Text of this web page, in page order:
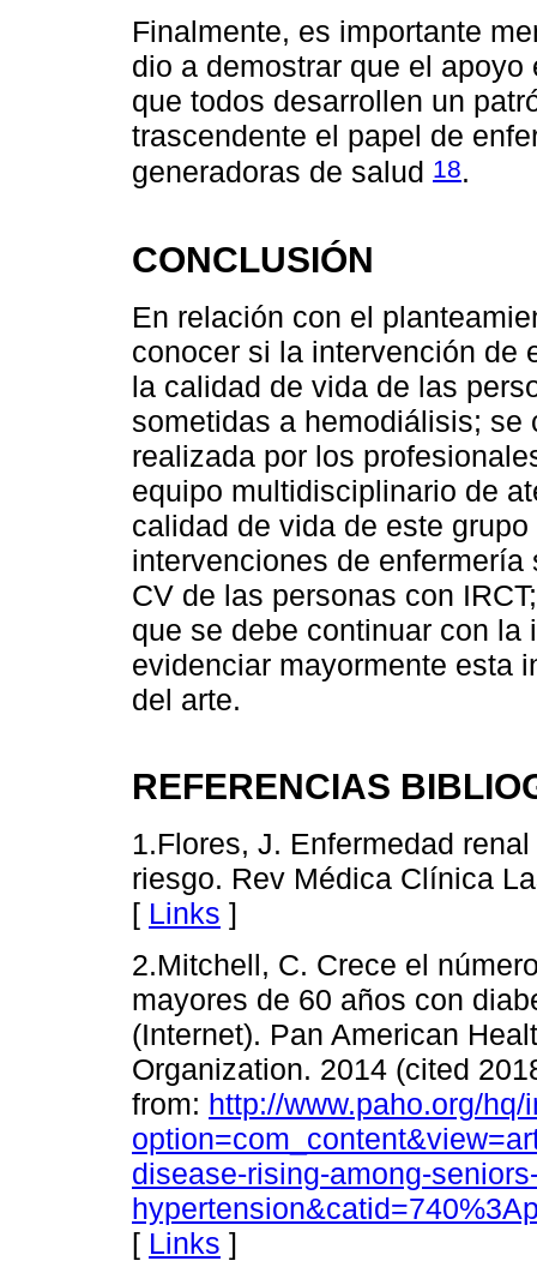
Finalmente, es importante
dio a demostrar que el
que todos desarrollen un
trascendente el papel de
generadoras de salud 18.
CONCLUSIÓN
En relación con el
conocer si la intervención de
la calidad de vida de las
sometidas a hemodiálisis;
realizada por los
equipo multidisciplinario de
calidad de vida de este
intervenciones de
CV de las personas con
que se debe continuar con
evidenciar mayormente esta
del arte.
REFERENCIAS
1.Flores, J. Enfermedad
riesgo. Rev Médica Clínica
[ Links ]
2.Mitchell, C. Crece el
mayores de 60 años con
(Internet). Pan American
Organization. 2014 (cited
from: http://www.paho.org/hq/
disease-rising-among-
[ Links ]